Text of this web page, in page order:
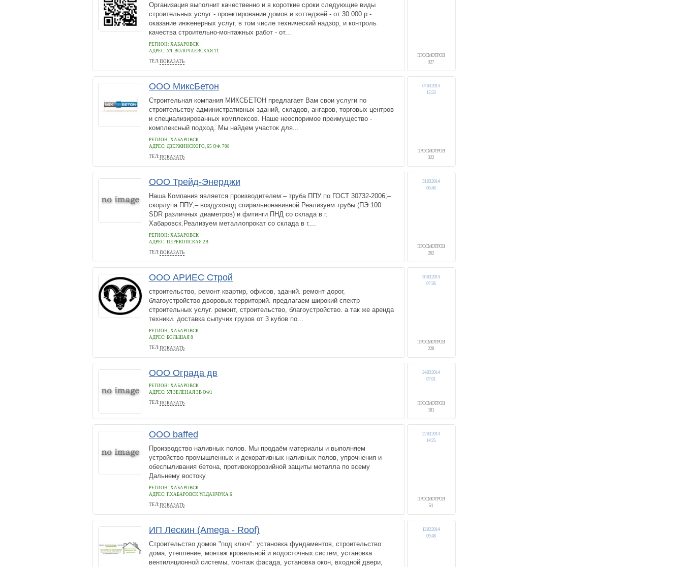
Организация выполнит качественно и в короткие сроки следующие виды
строительных услуг:- проектирование домов и коттеджей - от 30 000 р.-
оказание инженерных услуг, в том числе технический надзор, и контроль
качества строительно-монтажных работ - от...
РЕГИОН: ХАБАРОВСК
АДРЕС: УЛ. ВОЛОЧАЕВСКАЯ 11
ТЕЛ:ПОКАЗАТЬ
+7 (4212) 94-40-86
ПРОСМОТРОВ
327
ООО МиксБетон
Строительная компания МИКСБЕТОН предлагает Вам свои услуги по
строительству административных зданий, складов, ангаров, торговых центров
и специализированных комплексов. Наше неоспоримое преимущество -
комплексный подход. Мы найдем участок для...
РЕГИОН: ХАБАРОВСК
АДРЕС: ДЗЕРЖИНСКОГО, 65 ОФ. 708
ТЕЛ:ПОКАЗАТЬ
(4212) 207-905
ПРОСМОТРОВ
322
07.04.2014
15:53
ООО Трейд-Энерджи
Наша Компания является производителем:– труба ППУ по ГОСТ 30732-2006;–
скорлупа ППУ;– воздуховод спиральнонавивной.Реализуем трубы (ПЭ 100
SDR различных диаметров) и фитинги ПНД со склада в г.
Хабаровск.Реализуем металлопрокат со склада в г....
РЕГИОН: ХАБАРОВСК
АДРЕС: ПЕРЕКОПСКАЯ 2В
ТЕЛ:ПОКАЗАТЬ
89249199783
ПРОСМОТРОВ
262
31.03.2014
06:46
ООО АРИЕС Строй
строительство, ремонт квартир, офисов, зданий. ремонт дорог,
благоустройство дворовых территорий. предлагаем широкий спектр
строительных услуг. ремонт, строительство, благоустройство. а так же аренда
техники. доставка сыпучих грузов от 3 кубов по...
РЕГИОН: ХАБАРОВСК
АДРЕС: БОЛЬШАЯ 8
ТЕЛ:ПОКАЗАТЬ
8 4212 60306
ПРОСМОТРОВ
228
30.03.2014
07:26
ООО Ограда дв
РЕГИОН: ХАБАРОВСК
АДРЕС: УЛ ЗЕЛЕНАЯ 3В ОФ1
ТЕЛ:ПОКАЗАТЬ
89622205305
ПРОСМОТРОВ
181
24.03.2014
07:01
ООО baffed
Производство наливных полов. Мы продаём материалы и выполняем
устройство промышленных и декоративных наливных полов, упрочнения и
обеспыливания бетона, противокоррозийной защиты металла по всему
Дальнему востоку
РЕГИОН: ХАБАРОВСК
АДРЕС: Г.ХАБАРОВСК УЛ.ДАНЧУКА 6
ТЕЛ:ПОКАЗАТЬ
8800 100 84-80
ПРОСМОТРОВ
51
22.03.2014
14:25
ИП Лескин (Amega - Roof)
Строительство домов "под ключ": установка фундаментов, строительство
дома, утепление, монтаж кровельной и водосточных систем, установка
вентиляционной системы, монтаж фасада, установка окон, входной двери,
12.02.2014
09:48